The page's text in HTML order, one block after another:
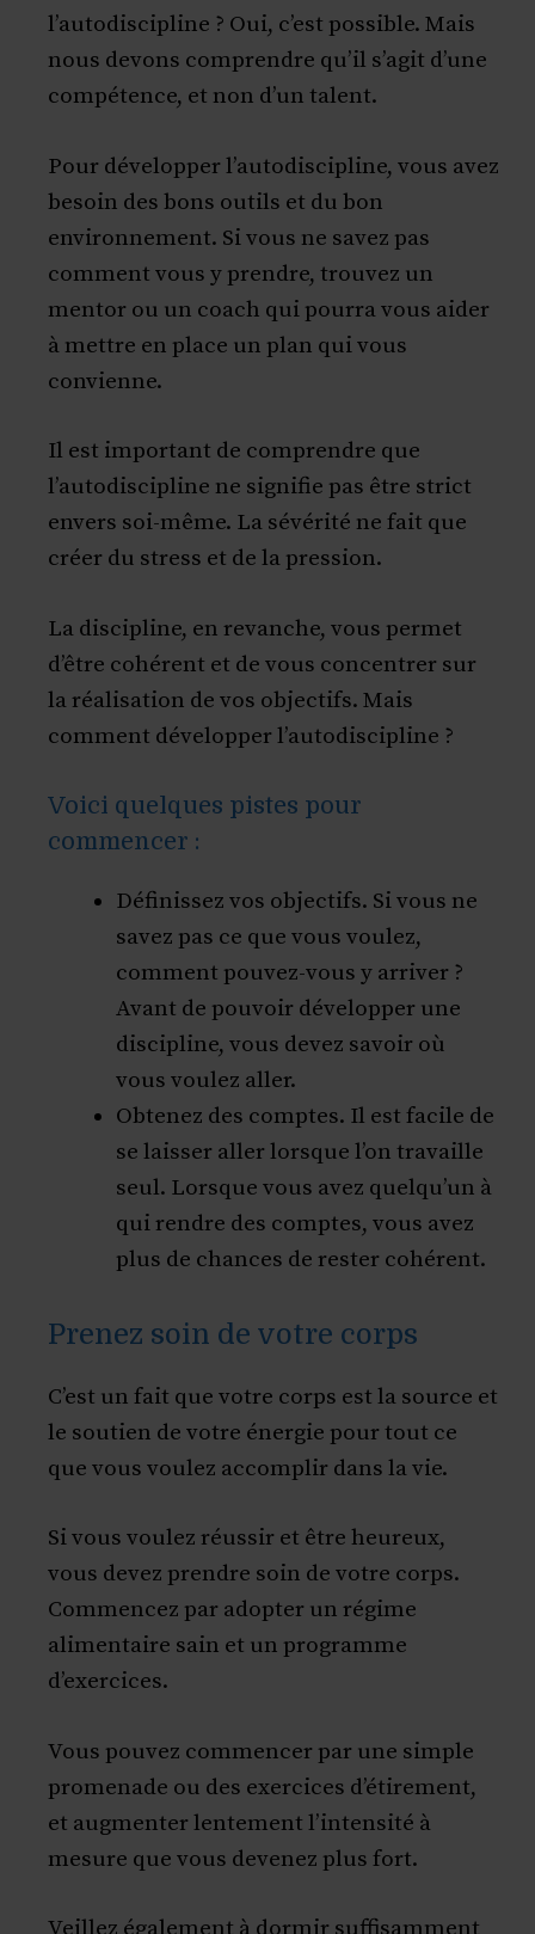
l’autodiscipline ? Oui, c’est possible. Mais
nous devons comprendre qu’il s’agit d’une
compétence, et non d’un talent.
Pour développer l’autodiscipline, vous avez
besoin des bons outils et du bon
environnement. Si vous ne savez pas
comment vous y prendre, trouvez un
mentor ou un coach qui pourra vous aider
à mettre en place un plan qui vous
convienne.
Il est important de comprendre que
l’autodiscipline ne signifie pas être strict
envers soi-même. La sévérité ne fait que
créer du stress et de la pression.
La discipline, en revanche, vous permet
d’être cohérent et de vous concentrer sur
la réalisation de vos objectifs. Mais
comment développer l’autodiscipline ?
Voici quelques pistes pour
commencer :
Définissez vos objectifs. Si vous ne
savez pas ce que vous voulez,
comment pouvez-vous y arriver ?
Avant de pouvoir développer une
discipline, vous devez savoir où
vous voulez aller.
Obtenez des comptes. Il est facile de
se laisser aller lorsque l’on travaille
seul. Lorsque vous avez quelqu’un à
qui rendre des comptes, vous avez
plus de chances de rester cohérent.
Prenez soin de votre corps
C’est un fait que votre corps est la source et
le soutien de votre énergie pour tout ce
que vous voulez accomplir dans la vie.
Si vous voulez réussir et être heureux,
vous devez prendre soin de votre corps.
Commencez par adopter un régime
alimentaire sain et un programme
d’exercices.
Vous pouvez commencer par une simple
promenade ou des exercices d’étirement,
et augmenter lentement l’intensité à
mesure que vous devenez plus fort.